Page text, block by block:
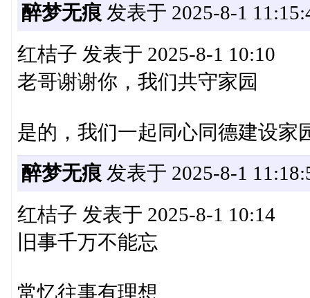
醉梦无痕发表于 2025-8-1
红桔子 发表于 2025-8-1 10:10
老哥谢谢你，我们共守家园
是的，我们一起同心同德建设家
醉梦无痕发表于 2025-8-1
红桔子 发表于 2025-8-1 10:14
旧事千万不能忘
常忆往事有理想